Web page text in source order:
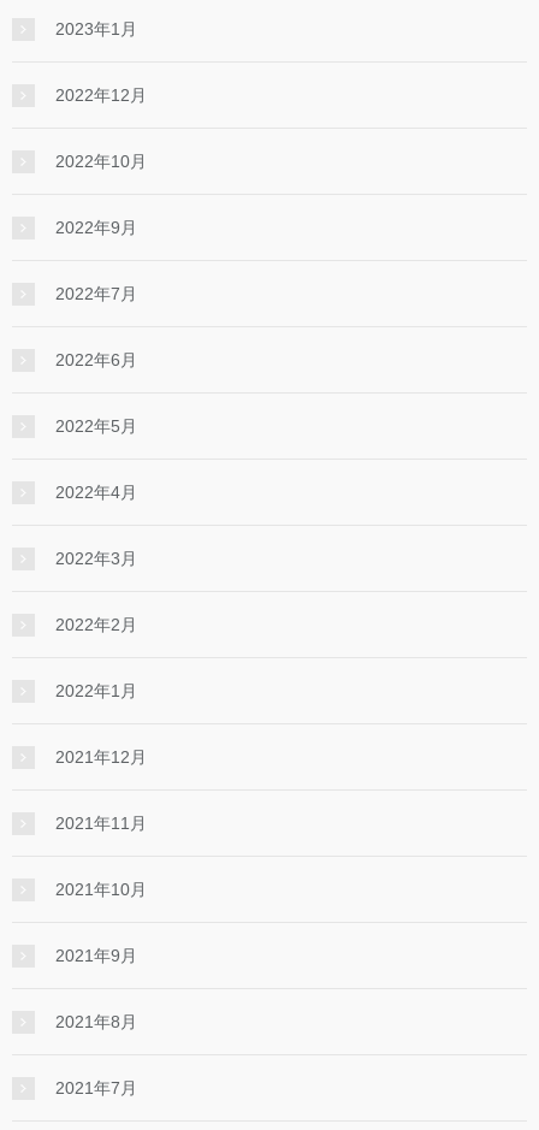
2023年1月
2022年12月
2022年10月
2022年9月
2022年7月
2022年6月
2022年5月
2022年4月
2022年3月
2022年2月
2022年1月
2021年12月
2021年11月
2021年10月
2021年9月
2021年8月
2021年7月